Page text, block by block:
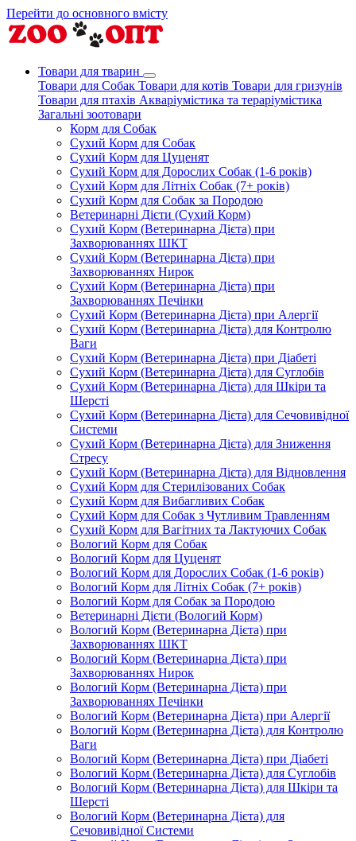
Перейти до основного вмісту
Товари для тварин
Товари для Собак Товари для котів Товари для гризунів
Товари для птахів Акваріумістика та тераріумістика
Загальні зоотовари
Корм для Собак
Сухий Корм для Собак
Сухий Корм для Цуценят
Сухий Корм для Дорослих Собак (1-6 років)
Сухий Корм для Літніх Собак (7+ років)
Сухий Корм для Собак за Породою
Ветеринарні Дієти (Сухий Корм)
Сухий Корм (Ветеринарна Дієта) при
Захворюваннях ШКТ
Сухий Корм (Ветеринарна Дієта) при
Захворюваннях Нирок
Сухий Корм (Ветеринарна Дієта) при
Захворюваннях Печінки
Сухий Корм (Ветеринарна Дієта) при Алергії
Сухий Корм (Ветеринарна Дієта) для Контролю
Ваги
Сухий Корм (Ветеринарна Дієта) при Діабеті
Сухий Корм (Ветеринарна Дієта) для Суглобів
Сухий Корм (Ветеринарна Дієта) для Шкіри та
Шерсті
Сухий Корм (Ветеринарна Дієта) для Сечовивідної
Системи
Сухий Корм (Ветеринарна Дієта) для Зниження
Стресу
Сухий Корм (Ветеринарна Дієта) для Відновлення
Сухий Корм для Стерилізованих Собак
Сухий Корм для Вибагливих Собак
Сухий Корм для Собак з Чутливим Травленням
Сухий Корм для Вагітних та Лактуючих Собак
Вологий Корм для Собак
Вологий Корм для Цуценят
Вологий Корм для Дорослих Собак (1-6 років)
Вологий Корм для Літніх Собак (7+ років)
Вологий Корм для Собак за Породою
Ветеринарні Дієти (Вологий Корм)
Вологий Корм (Ветеринарна Дієта) при
Захворюваннях ШКТ
Вологий Корм (Ветеринарна Дієта) при
Захворюваннях Нирок
Вологий Корм (Ветеринарна Дієта) при
Захворюваннях Печінки
Вологий Корм (Ветеринарна Дієта) при Алергії
Вологий Корм (Ветеринарна Дієта) для Контролю
Ваги
Вологий Корм (Ветеринарна Дієта) при Діабеті
Вологий Корм (Ветеринарна Дієта) для Суглобів
Вологий Корм (Ветеринарна Дієта) для Шкіри та
Шерсті
Вологий Корм (Ветеринарна Дієта) для
Сечовивідної Системи